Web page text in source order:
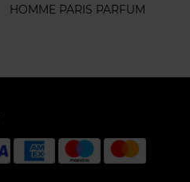
HOMME PARIS PARFUM